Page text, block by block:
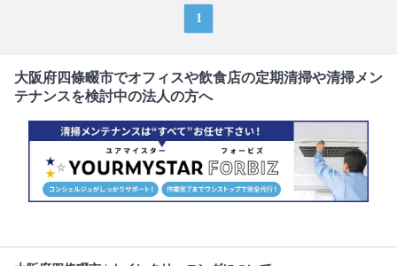
1
大阪府四條畷市でオフィスや飲食店の定期清掃や清掃メン
テナンスを検討中の法人の方へ